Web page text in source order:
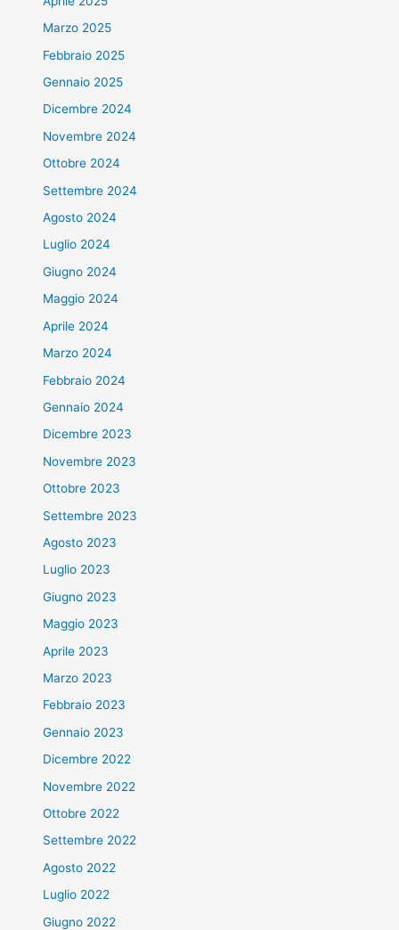
Marzo 2025
Febbraio 2025
Gennaio 2025
Dicembre 2024
Novembre 2024
Ottobre 2024
Settembre 2024
Agosto 2024
Luglio 2024
Giugno 2024
Maggio 2024
Aprile 2024
Marzo 2024
Febbraio 2024
Gennaio 2024
Dicembre 2023
Novembre 2023
Ottobre 2023
Settembre 2023
Agosto 2023
Luglio 2023
Giugno 2023
Maggio 2023
Aprile 2023
Marzo 2023
Febbraio 2023
Gennaio 2023
Dicembre 2022
Novembre 2022
Ottobre 2022
Settembre 2022
Agosto 2022
Luglio 2022
Giugno 2022